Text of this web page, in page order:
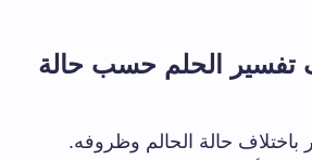
الحلم حسب حالة
باختلاف حالة الحالم وظروفه.